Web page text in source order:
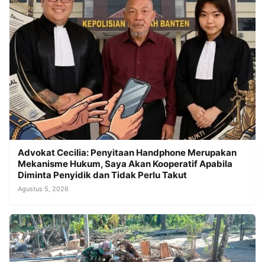
Advokat Cecilia: Penyitaan Handphone Merupakan
Mekanisme Hukum, Saya Akan Kooperatif Apabila
Diminta Penyidik dan Tidak Perlu Takut
Agustus 5, 2026